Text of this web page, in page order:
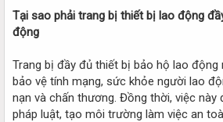
Tại sao phải trang bị thiết bị lao động
động
Trang bị đầy đủ thiết bị bảo hộ lao động
bảo vệ tính mạng, sức khỏe người lao
nạn và chấn thương. Đồng thời, việc này
pháp luật, tạo môi trường làm việc an